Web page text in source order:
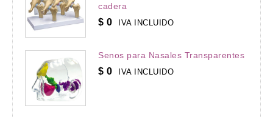
cadera
$ 0 IVA INCLUIDO
Senos para Nasales Transparentes
$ 0 IVA INCLUIDO